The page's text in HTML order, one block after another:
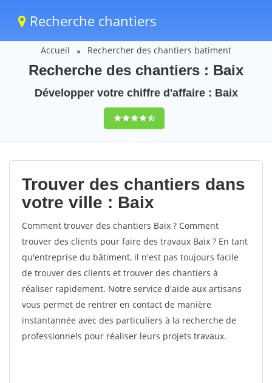
Recherche chantiers
Accueil Rechercher des chantiers batiment
Recherche des chantiers : Baix
Développer votre chiffre d'affaire : Baix
9,5(100%)35
votes
Trouver des chantiers dans
votre ville : Baix
Comment trouver des chantiers Baix ? Comment
trouver des clients pour faire des travaux Baix ? En tant
qu'entreprise du bâtiment, il n'est pas toujours facile
de trouver des clients et trouver des chantiers à
réaliser rapidement. Notre service d'aide aux artisans
vous permet de rentrer en contact de manière
instantannée avec des particuliers à la recherche de
professionnels pour réaliser leurs projets travaux.